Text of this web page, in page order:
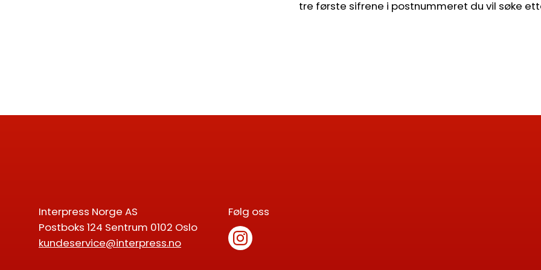
tre første sifrene i postnummeret du vil søke
Interpress Norge AS
Postboks 124 Sentrum 0102 Oslo
kundeservice@interpress.no
Følg oss